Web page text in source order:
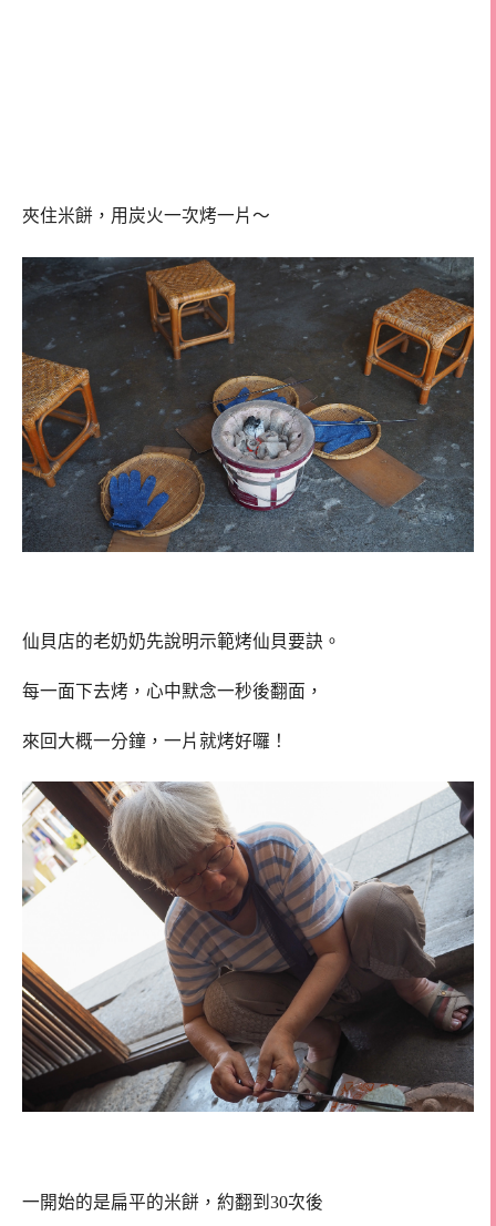
夾住米餅，用炭火一次烤一片～
仙貝店的老奶奶先說明示範烤仙貝要訣。
每一面下去烤，心中默念一秒後翻面，
來回大概一分鐘，一片就烤好囉！
一開始的是扁平的米餅，約翻到30次後